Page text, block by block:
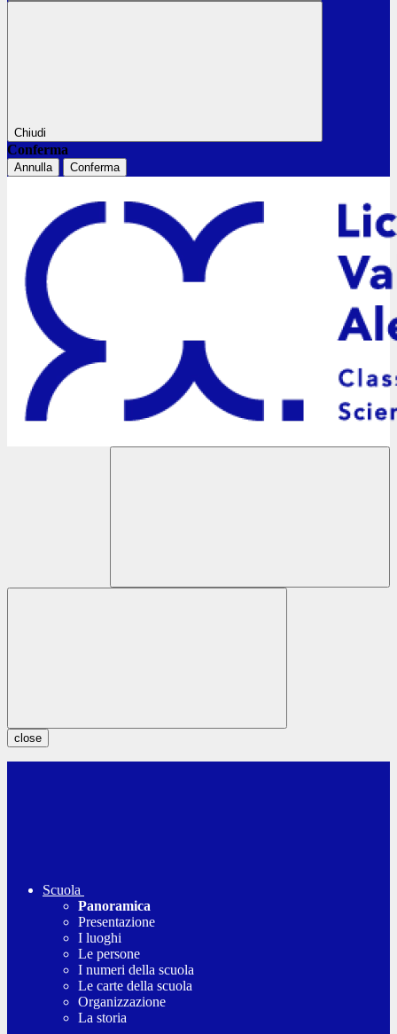
Chiudi
Conferma
Annulla Conferma
close
Scuola
Panoramica
Presentazione
I luoghi
Le persone
I numeri della scuola
Le carte della scuola
Organizzazione
La storia